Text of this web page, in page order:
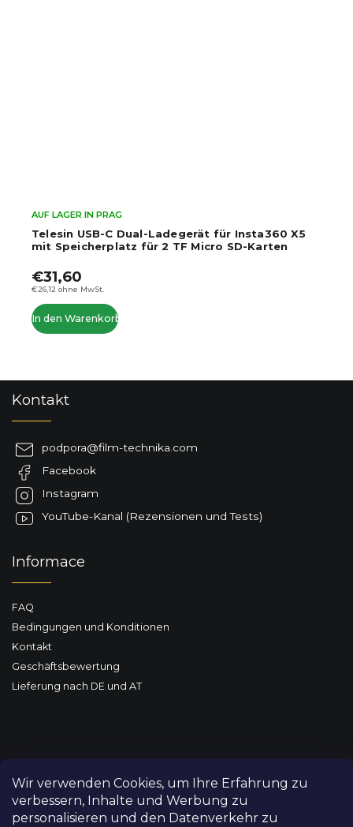
Wir verwenden Cookies, um Ihre Erfahrung zu
verbessern, Inhalte und Werbung zu
personalisieren und den Datenverkehr zu
Telesin USB-C Dual-Ladegerät für Insta360 X5
mit Speicherplatz für 2 TF Micro SD-Karten
AUF LAGER IN PRAG
€26,12 ohne MwSt.
€31,60
In den Warenkorb
Kontakt
podpora@film-technika.com
Facebook
Instagram
YouTube-Kanal (Rezensionen und Tests)
Informace
FAQ
Bedingungen und Konditionen
Kontakt
Geschäftsbewertung
Lieferung nach DE und AT